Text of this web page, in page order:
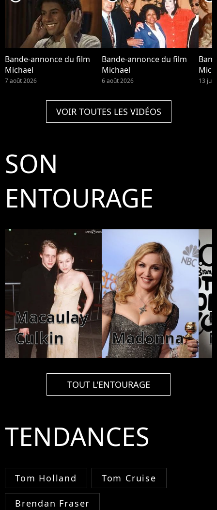
Bande-annonce du film
Michael
7 août 2026
Bande-annonce du film
Michael
6 août 2026 13
VOIR TOUTES LES VIDÉOS
SON
ENTOURAGE
Macaulay
Culkin
Madonna
TOUT L'ENTOURAGE
TENDANCES
Tom Holland Tom Cruise
Brendan Fraser